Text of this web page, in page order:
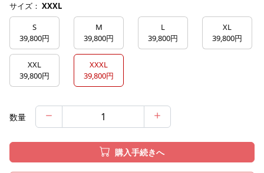
サイズ： XXXL
S
39,800円
M
39,800円
L
39,800円
XL
39,800円
XXL
39,800円
XXXL
39,800円
数量
購入手続きへ